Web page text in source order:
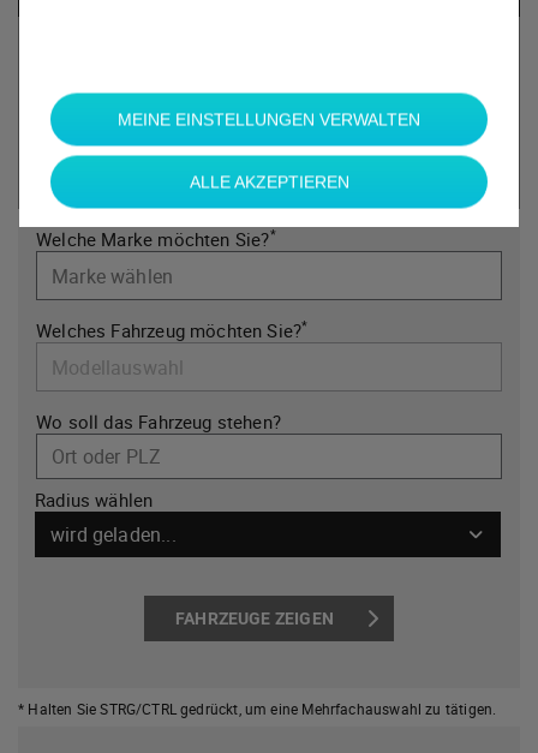
Welche Marke möchten Sie?*
Welches Fahrzeug möchten Sie?*
Wo soll das Fahrzeug stehen?
Ort oder PLZ
Radius wählen
wird geladen...
FAHRZEUGE ZEIGEN
* Halten Sie STRG/CTRL gedrückt, um eine Mehrfachauswahl zu tätigen.
MEINE EINSTELLUNGEN VERWALTEN
ALLE AKZEPTIEREN